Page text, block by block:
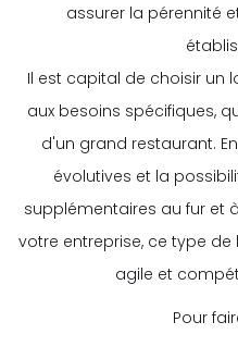
assurer la pérennité
Il est capital de choisir un
aux besoins spécifiques,
d'un grand restaurant.
évolutives et la
supplémentaires au fur et
votre entreprise, ce type
agile et
Pour